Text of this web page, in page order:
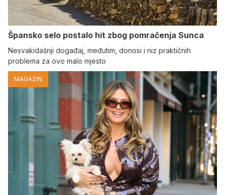
Špansko selo postalo hit zbog pomračenja Sunca
Nesvakidašnji događaj, međutim, donosi i niz praktičnih
problema za ovo malo mjesto
MAGAZIN